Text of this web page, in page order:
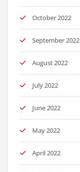
October 2022
September 2022
August 2022
July 2022
June 2022
May 2022
April 2022